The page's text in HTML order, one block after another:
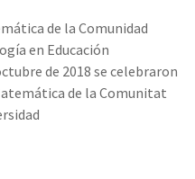
de la Comunidad
en Educación
de 2018 se celebraron
de la Comunitat